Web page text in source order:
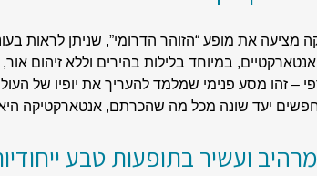
מציעה את מופע “הזוהר הדרומי”, שניתן לראות
במיוחד בלילות בהירים וללא זיהום
– זהו מסע פנימי שמלמד להעריך את יופיו של
יעד שונה מכל מה שהכרתם, אנטארקטיקה היא
ועשיר בתופעות טבע